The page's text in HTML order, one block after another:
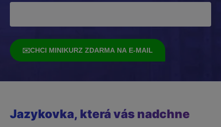
✉️CHCI MINIKURZ ZDARMA NA E-MAIL
Jazykovka, která vás nadchne